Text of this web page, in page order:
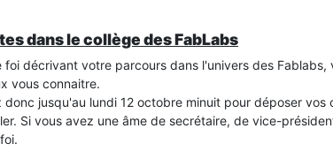
dans le collège des FabLabs
décrivant votre parcours dans l'univers des Fablabs,
vous connaitre.
jusqu'au lundi 12 octobre minuit pour déposer vos
Si vous avez une âme de secrétaire, de vice-